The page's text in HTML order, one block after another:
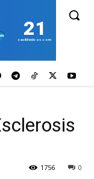
21
casiMedicos.com
0
1756